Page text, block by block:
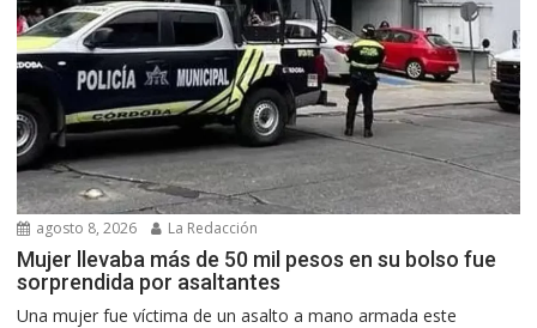
agosto 8, 2026 La Redacción
Mujer llevaba más de 50 mil pesos en su bolso fue
sorprendida por asaltantes
Una mujer fue víctima de un asalto a mano armada este